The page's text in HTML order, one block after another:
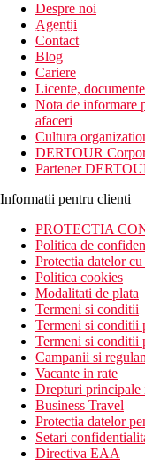
newsletter!
Despre noi
Agentii
Contact
Blog
Cariere
Licente,
Nota de informare
afaceri
Cultura
DERTOUR
Partener
Informatii pentru clienti
PROTECTIA
Politica de
Protectia datelor
Politica cookies
Modalitati de plata
Termeni si conditii
Termeni si conditii
Termeni si conditii
Campanii si
Vacante in rate
Drepturi principale
Business Travel
Protectia datelor
Setari
Directiva EAA